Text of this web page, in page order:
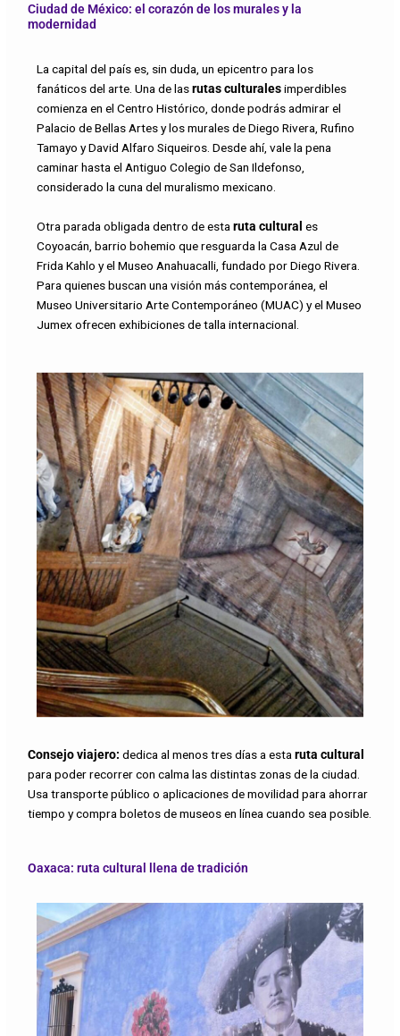
Ciudad de México: el corazón de los murales y la
modernidad
La capital del país es, sin duda, un epicentro para los
fanáticos del arte. Una de lasrutas culturalesimperdibles
comienza en el Centro Histórico, donde podrás admirar el
Palacio de Bellas Artes y los murales de Diego Rivera, Rufino
Tamayo y David Alfaro Siqueiros. Desde ahí, vale la pena
caminar hasta el Antiguo Colegio de San Ildefonso,
considerado la cuna del muralismo mexicano.
Otra parada obligada dentro de estaruta cultural es
Coyoacán, barrio bohemio que resguarda la Casa Azul de
Frida Kahlo y el Museo Anahuacalli, fundado por Diego Rivera.
Para quienes buscan una visión más contemporánea, el
Museo Universitario Arte Contemporáneo (MUAC) y el Museo
Jumex ofrecen exhibiciones de talla internacional.
Consejo viajero: dedica al menos tres días a estaruta cultural
para poder recorrer con calma las distintas zonas de la ciudad.
Usa transporte público o aplicaciones de movilidad para ahorrar
tiempo y compra boletos de museos en línea cuando sea posible.
Oaxaca: ruta cultural llena de tradición